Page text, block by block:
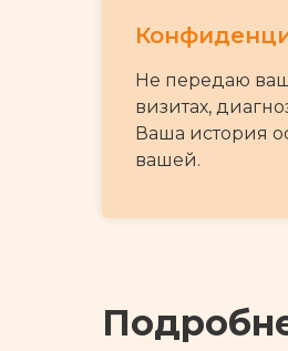
Не передаю
визитах,
Ваша история
вашей.